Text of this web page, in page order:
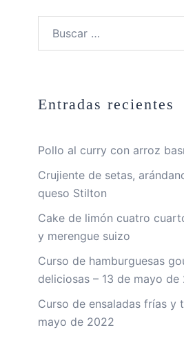
Entradas recientes
Pollo al curry con arroz
Crujiente de setas,
queso Stilton
Cake de limón cuatro
y merengue suizo
Curso de hamburguesas
deliciosas – 13 de mayo de
Curso de ensaladas frías y
mayo de 2022